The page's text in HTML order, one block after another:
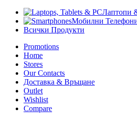
Лаптопи
Мобилни
Всички Продукти
Promotions
Home
Stores
Our Contacts
Доставка & Връщане
Outlet
Wishlist
Compare